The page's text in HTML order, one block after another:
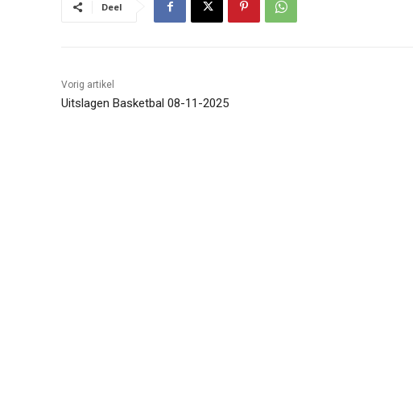
Deel
Vorig artikel
Uitslagen Basketbal 08-11-2025